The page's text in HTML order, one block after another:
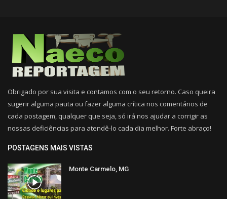
Obrigado por sua visita e contamos com o seu retorno. Caso queira
sugerir alguma pauta ou fazer alguma crítica nos comentários de
cada postagem, qualquer que seja, só irá nos ajudar a corrigir as
nossas deficiências para atendê-lo cada dia melhor. Forte abraço!
POSTAGENS MAIS VISTAS
Monte Carmelo, MG